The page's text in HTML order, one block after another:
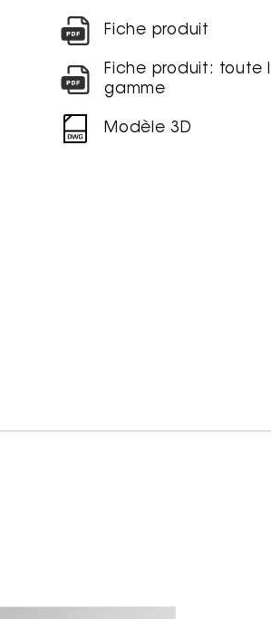
Fiche produit
Fiche produit: toute
gamme
Modèle 3D